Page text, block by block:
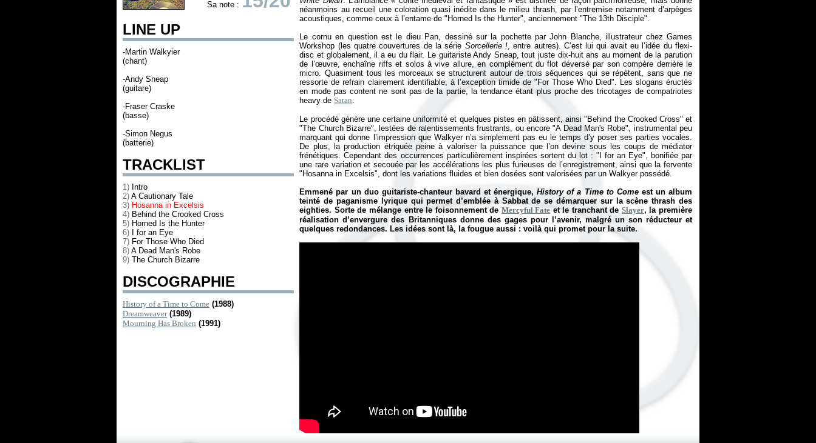
Sa note :
LINE UP
-Martin Walkyier
(chant)
-Andy Sneap
(guitare)
-Fraser Craske
(basse)
-Simon Negus
(batterie)
TRACKLIST
1) Intro
2) A Cautionary Tale
3) Hosanna in Excelsis
4) Behind the Crooked Cross
5) Horned Is the Hunter
6)
I for an Eye
7) For Those Who Died
8) A Dead Man's Robe
9) The Church Bizarre
DISCOGRAPHIE
History of a Time to Come (1988)
Dreamweaver (1989)
Mourning Has Broken (1991)
néanmoins au recueil une coloration quasi inédite dans le milieu thrash, par l’entremise notamment d’arpèges
acoustiques, comme ceux à l’entame de "Horned Is the Hunter", anciennement "The 13th Disciple".
Le cornu en question est le dieu Pan, dessiné sur la pochette par John Blanche, illustrateur chez Games
Workshop (les quatre couvertures de la série Sorcellerie !, entre autres). C’est lui qui avait eu l’idée du flexi-
disc et globalement, il a eu du flair. Le guitariste Andy Sneap, tout juste dix-huit ans au moment de la parution
de l’œuvre, enchaîne riffs et solos à vive allure, en complément du flot déversé par son compère derrière le
micro. Quasiment tous les morceaux se structurent autour de trois séquences qui se répètent, sans que ne
ressorte de refrain clairement identifiable, à l’exception timide de "For Those Who Died". Les slogans éructés
en mode pas content ne sont pas de la partie, la tendance étant plus proche des tricotages de compatriotes
heavy de Satan.
Le procédé génère une certaine uniformité et quelques pistes en pâtissent, ainsi "Behind the Crooked Cross" et
"The Church Bizarre", lestées de ralentissements frustrants, ou encore "A Dead Man's Robe", instrumental peu
marquant qui donne l’impression que Walkyer n’a simplement pas eu le temps d’y poser ses parties vocales.
De plus, la production étriquée peine à valoriser la puissance que l’on devine sous les coups de médiator
frénétiques. Cependant des occurrences particulièrement inspirées sortent du lot : "I for an Eye", bonifiée par
une rare variation et secouée par les accélérations les plus furieuses de l’enregistrement, ainsi que la fervente
"Hosanna in Excelsis", dont les variations fluides et bien dosées sont valorisées par un Walkyer possédé.
Emmené par un duo guitariste-chanteur bavard et énergique,History of a Time to Comeest un album
teinté de paganisme lyrique qui permet d’emblée à Sabbat de se démarquer sur la scène thrash des
eighties. Sorte de mélange entre le foisonnement de Mercyful Fate et le tranchant de Slayer, la première
réalisation d’envergure des Britanniques donne des gages pour l’avenir, malgré un son réducteur et
quelques redondances. Les idées sont là, la fougue aussi : voilà qui promet pour la suite.